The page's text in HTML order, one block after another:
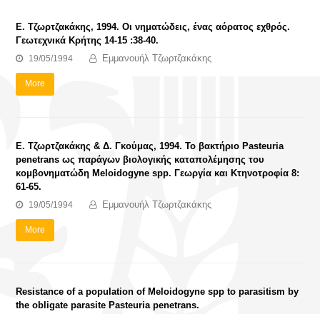
Ε. Τζωρτζακάκης, 1994. Οι νηματώδεις, ένας αόρατος εχθρός.
Γεωτεχνικά Κρήτης 14-15 :38-40.
19/05/1994 Εμμανουήλ Τζωρτζακάκης
More
E. Τζωρτζακάκης & Δ. Γκούμας, 1994. Το βακτήριο Pasteuria
penetrans ως παράγων βιολογικής καταπολέμησης του
κομβονηματώδη Meloidogyne spp. Γεωργία και Κτηνοτροφία 8:
61-65.
19/05/1994 Εμμανουήλ Τζωρτζακάκης
More
Resistance of a population of Meloidogyne spp to parasitism by
the obligate parasite Pasteuria penetrans.